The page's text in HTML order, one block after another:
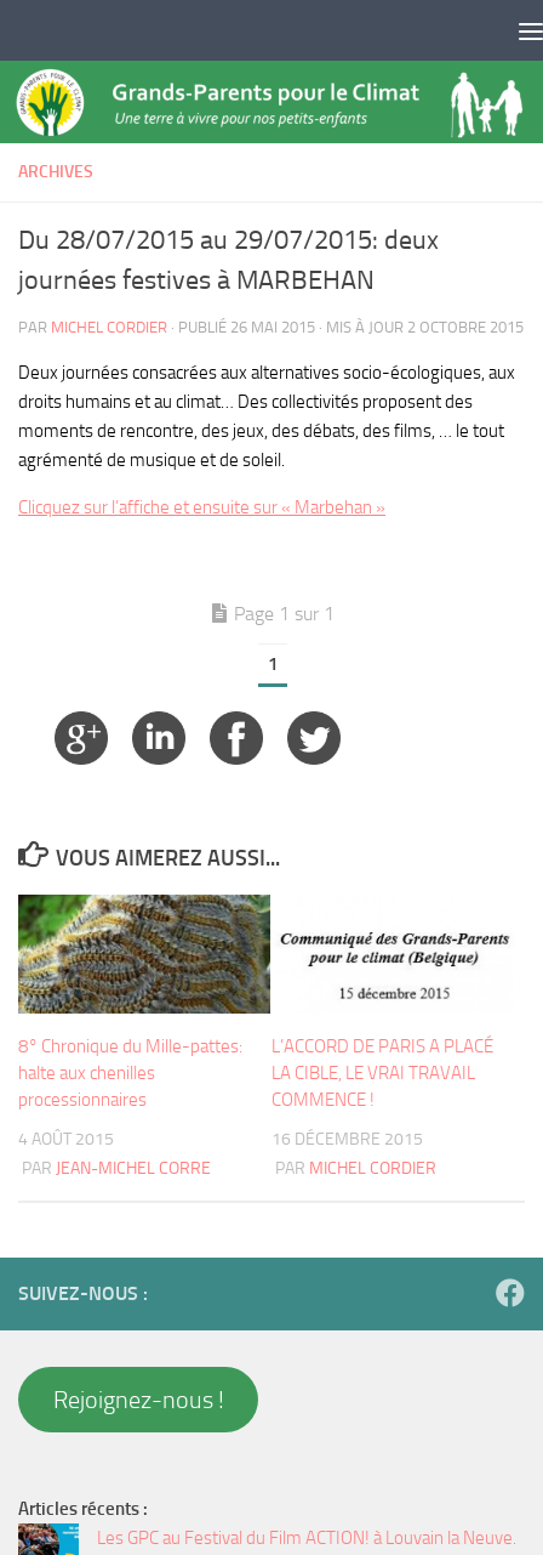
ARCHIVES
Du 28/07/2015 au 29/07/2015: deux
journées festives à MARBEHAN
PAR MICHEL CORDIER · PUBLIÉ 26 MAI 2015 · MIS À JOUR 2 OCTOBRE 2015
Deux journées consacrées aux alternatives socio-écologiques, aux
droits humains et au climat… Des collectivités proposent des
moments de rencontre, des jeux, des débats, des films, … le tout
agrémenté de musique et de soleil.
Clicquez sur l’affiche et ensuite sur « Marbehan »
Page 1 sur 1
1
VOUS AIMEREZ AUSSI...
8° Chronique du Mille-pattes:
halte aux chenilles
processionnaires
4 AOÛT 2015
PAR JEAN-MICHEL CORRE
L’ACCORD DE PARIS A PLACÉ
LA CIBLE, LE VRAI TRAVAIL
COMMENCE !
16 DÉCEMBRE 2015
PAR MICHEL CORDIER
SUIVEZ-NOUS :
Rejoignez-nous !
Articles récents :
Les GPC au Festival du Film ACTION! à Louvain la Neuve.